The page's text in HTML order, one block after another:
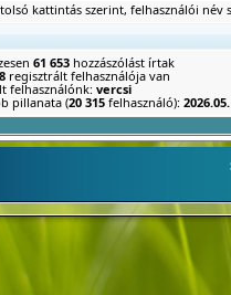
kattintás szerint, felhasználói név
61 653hozzászólást írtak
regisztrált felhasználója van
felhasználónk: vercsi
pillanata (20 315felhasználó):